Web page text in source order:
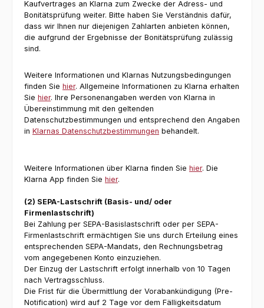
Kaufvertrages an Klarna zum Zwecke der Adress- und
Bonitätsprüfung weiter. Bitte haben Sie Verständnis dafür,
dass wir Ihnen nur diejenigen Zahlarten anbieten können,
die aufgrund der Ergebnisse der Bonitätsprüfung zulässig
sind.
Weitere Informationen und Klarnas Nutzungsbedingungen
finden Sie hier. Allgemeine Informationen zu Klarna erhalten
Sie hier. Ihre Personenangaben werden von Klarna in
Übereinstimmung mit den geltenden
Datenschutzbestimmungen und entsprechend den Angaben
in Klarnas Datenschutzbestimmungen behandelt.
Weitere Informationen über Klarna finden Sie hier. Die
Klarna App finden Sie hier.
(2) SEPA-Lastschrift (Basis- und/ oder
Firmenlastschrift)
Bei Zahlung per SEPA-Basislastschrift oder per SEPA-
Firmenlastschrift ermächtigen Sie uns durch Erteilung eines
entsprechenden SEPA-Mandats, den Rechnungsbetrag
vom angegebenen Konto einzuziehen.
Der Einzug der Lastschrift erfolgt innerhalb von 10 Tagen
nach Vertragsschluss.
Die Frist für die Übermittlung der Vorabankündigung (Pre-
Notification) wird auf 2 Tage vor dem Fälligkeitsdatum